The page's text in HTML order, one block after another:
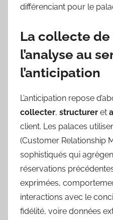
différenciant pour le
La collecte
l’analyse au
l’anticipation
L’anticipation repose
collecter, structurer et
client. Les palaces
(Customer Relationship
sophistiqués qui
réservations
exprimées,
interactions avec le
fidélité, voire données